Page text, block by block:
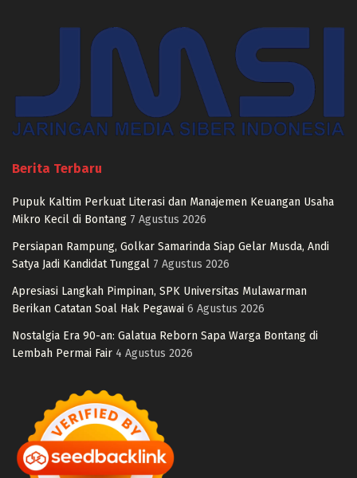
Berita Terbaru
Pupuk Kaltim Perkuat Literasi dan Manajemen Keuangan Usaha
Mikro Kecil di Bontang 7 Agustus 2026
Persiapan Rampung, Golkar Samarinda Siap Gelar Musda, Andi
Satya Jadi Kandidat Tunggal 7 Agustus 2026
Apresiasi Langkah Pimpinan, SPK Universitas Mulawarman
Berikan Catatan Soal Hak Pegawai 6 Agustus 2026
Nostalgia Era 90-an: Galatua Reborn Sapa Warga Bontang di
Lembah Permai Fair 4 Agustus 2026